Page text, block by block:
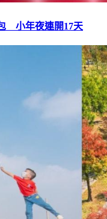
小年夜連開17天